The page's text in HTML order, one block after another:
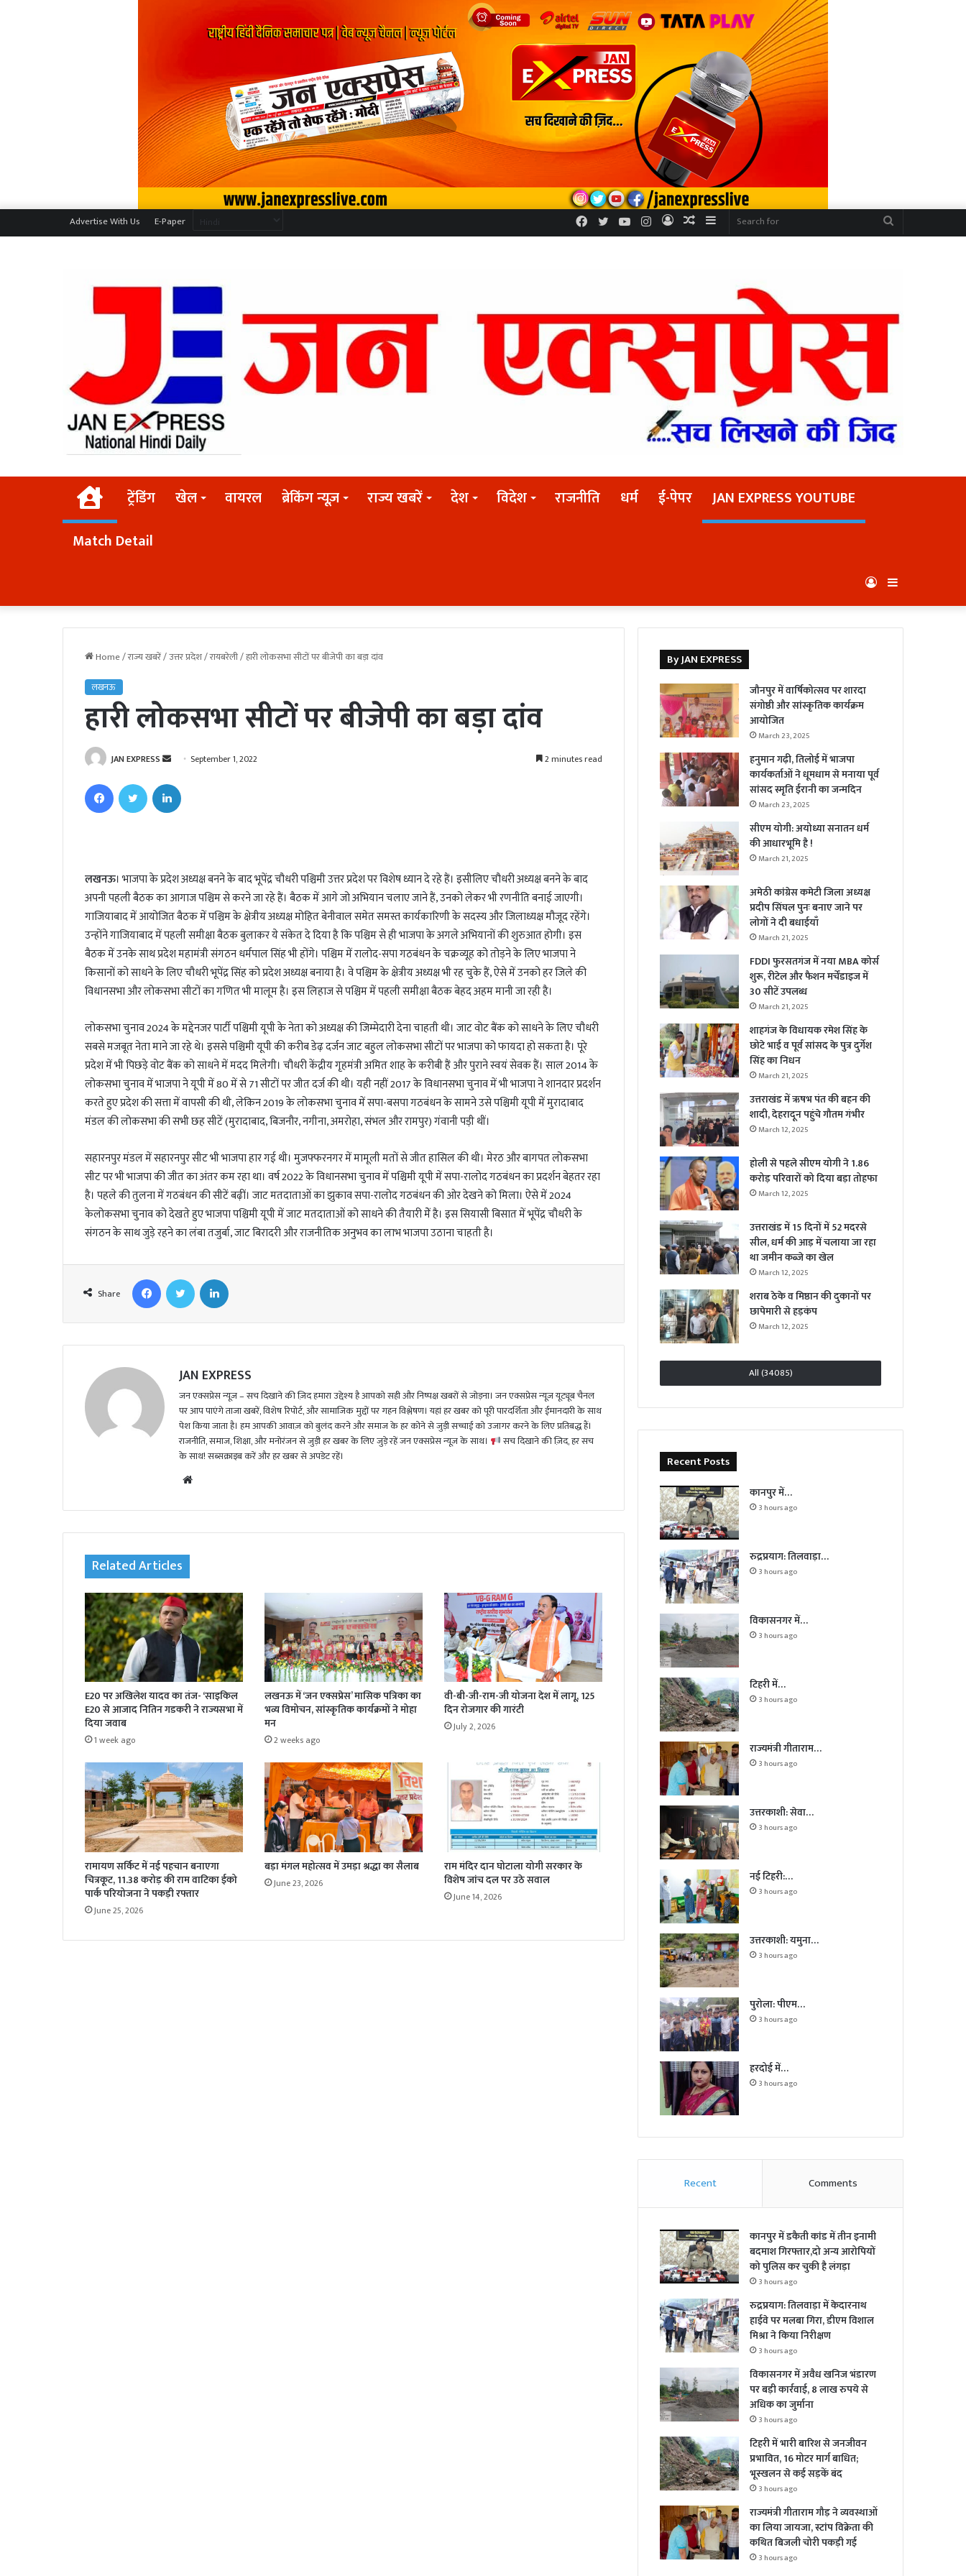
Advertise With Us E-Paper Sidebar
Random
Log
Instagram
YouTube
Twitter
Facebook
Homeट्रेंडिंग खेल वायरल ब्रेकिंग न्यूज़ राज्य खबरें देश विदेश राजनीति धर्म ई-पेपर
JAN EXPRESS YOUTUBE
Match Detail
Log
In
Home/राज्य खबरें/उत्तर प्रदेश/रायबरेली/हारी लोकसभा सीटों पर बीजेपी का बड़ा दांव
लखनऊ
हारी लोकसभा सीटों पर बीजेपी का बड़ा दांव
JAN EXPRESS
d
m
a
i
l
September 1, 2022 2 minutes read
लखनऊ। भाजपा के प्रदेश अध्यक्ष बनने के बाद भूपेंद्र चौधरी पश्चिमी उत्तर प्रदेश पर विशेष ध्यान दे रहे हैं। इसीलिए चौधरी अध्यक्ष बनने के बाद
अपनी पहली बैठक का आगाज पश्चिम से करने जा रहे हैं। बैठक में आगे जो अभियान चलाए जाने हैं, उनको लेकर भी रणनीति बनाई जाएगी।
गाजियाबाद में आयोजित बैठक में पश्चिम के क्षेत्रीय अध्यक्ष मोहित बेनीवाल समेत समस्त कार्यकारिणी के सदस्य और जिलाध्यक्ष मौजूद रहेंगे।
उन्होंने गाजियाबाद में पहली समीक्षा बैठक बुलाकर ये संकेत दे दिया है कि पश्चिम से ही भाजपा के अगले अभियानों की शुरुआत होगी। इस
बैठक में उनके साथ प्रदेश महामंत्री संगठन धर्मपाल सिंह भी होंगे। पश्चिम में रालोद-सपा गठबंधन के चक्रव्यूह को तोड़ने के लिए भाजपा ने
किसानों को साधने के लिए चौधरी भूपेंद्र सिंह को प्रदेश अध्यक्ष बनाया है। वे पश्चिम के क्षेत्रीय अध्यक्ष भी रह चुके हैं, ऐसे में उनको हर जिले की
विधानसभा और लोकसभा सीटों का गणित भी मालूम है। इस लिहाज से पश्चिम में पहली समीक्षा बैठक बेहद अहम मानी जा रही है।
लोकसभा चुनाव 2024 के मद्देनजर पार्टी पश्चिमी यूपी के नेता को अध्यक्ष की जिम्मेदारी देना चाहती थी। जाट वोट बैंक को साधने के लिए चौधरी
सबसे मजबूत नेता माने जा रहे थे। इससे पश्चिमी यूपी की करीब डेढ़ दर्जन जाट बहुल लोकसभा सीटों पर भाजपा को फायदा हो सकता है। पूरे
प्रदेश में भी पिछड़े वोट बैंक को साधने में मदद मिलेगी। चौधरी केंद्रीय गृहमंत्री अमित शाह के करीबी हैं और पुराने स्वयं सेवक हैं। साल 2014 के
लोकसभा चुनाव में भाजपा ने यूपी में 80 में से 71 सीटों पर जीत दर्ज की थी। यही नहीं 2017 के विधानसभा चुनाव में भी भाजपा ने शानदार प्रदर्शन
करते हुए प्रदेश की सत्ता में वापसी की थी, लेकिन 2019 के लोकसभा चुनाव में सपा-बसपा गठबंधन के सामने उसे पश्चिमी यूपी में मुरादाबाद
मंडल की लोकसभा की सभी छह सीटें (मुरादाबाद, बिजनौर, नगीना, अमरोहा, संभल और रामपुर) गंवानी पड़ी थीं।
सहारनपुर मंडल में सहारनपुर सीट भी भाजपा हार गई थी। मुजफ्फरनगर में मामूली मतों से जीत हासिल की थी। मेरठ और बागपत लोकसभा
सीट पर भी भाजपा की जीत का अंतर कम रहा था। वर्ष 2022 के विधानसभा चुनाव में पश्चिमी यूपी में सपा-रालोद गठबंधन का प्रदर्शन बेहतर रहा
है। पहले की तुलना में गठबंधन की सीटें बढ़ीं। जाट मतदाताओं का झुकाव सपा-रालोद गठबंधन की ओर देखने को मिला। ऐसे में 2024
केलोकसभा चुनाव को देखते हुए भाजपा पश्चिमी यूपी में जाट मतदाताओं को साधने की तैयारी मेें है। इस सियासी बिसात में भूपेंद्र चौधरी के
संगठन के साथ जुड़े रहने का लंबा तजुर्बा, जाट बिरादरी और राजनीतिक अनुभव का लाभ भाजपा उठाना चाहती है।
Share
JAN EXPRESS
जन एक्सप्रेस न्यूज़ – सच दिखाने की ज़िद हमारा उद्देश्य है आपको सही और निष्पक्ष खबरों से जोड़ना। जन एक्सप्रेस न्यूज़ यूट्यूब चैनल
पर आप पाएंगे ताजा खबरें, विशेष रिपोर्ट, और सामाजिक मुद्दों पर गहन विश्लेषण। यहां हर खबर को पूरी पारदर्शिता और ईमानदारी के साथ
पेश किया जाता है। हम आपकी आवाज़ को बुलंद करने और समाज के हर कोने से जुड़ी सच्चाई को उजागर करने के लिए प्रतिबद्ध हैं।
राजनीति, समाज, शिक्षा, और मनोरंजन से जुड़ी हर खबर के लिए जुड़े रहें जन एक्सप्रेस न्यूज़ के साथ।
सच दिखाने की ज़िद, हर सच
के साथ! सब्सक्राइब करें और हर खबर से अपडेट रहें।
te
Related Articles
E20 पर अखिलेश यादव का तंज- ‘साइकिल
E20 से आजाद नितिन गडकरी ने राज्यसभा में
दिया जवाब
1 week ago
लखनऊ में ‘जन एक्सप्रेस’ मासिक पत्रिका का
भव्य विमोचन, सांस्कृतिक कार्यक्रमों ने मोहा
मन
2 weeks ago
वी-बी-जी-राम-जी योजना देश में लागू, 125
दिन रोजगार की गारंटी
July 2, 2026
रामायण सर्किट में नई पहचान बनाएगा
चित्रकूट, 11.38 करोड़ की राम वाटिका ईको
पार्क परियोजना ने पकड़ी रफ्तार
June 25, 2026
बड़ा मंगल महोत्सव में उमड़ा श्रद्धा का सैलाब
June 23, 2026
राम मंदिर दान घोटाला योगी सरकार के
विशेष जांच दल पर उठे सवाल
June 14, 2026
By JAN EXPRESS
जौनपुर में वार्षिकोत्सव पर शारदा
संगोष्ठी और सांस्कृतिक कार्यक्रम
आयोजित
March 23, 2025
हनुमान गढ़ी, तिलोई में भाजपा
कार्यकर्ताओं ने धूमधाम से मनाया पूर्व
सांसद स्मृति ईरानी का जन्मदिन
March 23, 2025
सीएम योगी: अयोध्या सनातन धर्म
की आधारभूमि है !
March 21, 2025
अमेठी कांग्रेस कमेटी जिला अध्यक्ष
प्रदीप सिंघल पुनः बनाए जाने पर
लोगों ने दी बधाईयाँ
March 21, 2025
FDDI फुरसतगंज में नया MBA कोर्स
शुरू, रीटेल और फैशन मर्चेंडाइज में
30 सीटें उपलब्ध
March 21, 2025
शाहगंज के विधायक रमेश सिंह के
छोटे भाई व पूर्व सांसद के पुत्र दुर्गेश
सिंह का निधन
March 21, 2025
उत्तराखंड में ऋषभ पंत की बहन की
शादी, देहरादून पहुंचे गौतम गंभीर
March 12, 2025
होली से पहले सीएम योगी ने 1.86
करोड़ परिवारों को दिया बड़ा तोहफा
March 12, 2025
उत्तराखंड में 15 दिनों में 52 मदरसे
सील, धर्म की आड़ में चलाया जा रहा
था जमीन कब्जे का खेल
March 12, 2025
शराब ठेके व मिष्ठान की दुकानों पर
छापेमारी से हड़कंप
March 12, 2025
All (34085)
Recent Posts
कानपुर में…
3 hours ago
रुद्रप्रयाग: तिलवाड़ा…
3 hours ago
विकासनगर में…
3 hours ago
टिहरी में…
3 hours ago
राज्यमंत्री गीताराम…
3 hours ago
उत्तरकाशी: सेवा…
3 hours ago
नई टिहरी:…
3 hours ago
उत्तरकाशी: यमुना…
3 hours ago
पुरोला: पीएम…
3 hours ago
हरदोई में…
3 hours ago
Recent Comments
कानपुर में डकैती कांड में तीन इनामी
बदमाश गिरफ्तार,दो अन्य आरोपियों
को पुलिस कर चुकी है लंगड़ा
3 hours ago
रुद्रप्रयाग: तिलवाड़ा में केदारनाथ
हाईवे पर मलबा गिरा, डीएम विशाल
मिश्रा ने किया निरीक्षण
3 hours ago
विकासनगर में अवैध खनिज भंडारण
पर बड़ी कार्रवाई, 8 लाख रुपये से
अधिक का जुर्माना
3 hours ago
टिहरी में भारी बारिश से जनजीवन
प्रभावित, 16 मोटर मार्ग बाधित;
भूस्खलन से कई सड़कें बंद
3 hours ago
राज्यमंत्री गीताराम गौड़ ने व्यवस्थाओं
का लिया जायजा, स्टांप विक्रेता की
कथित बिजली चोरी पकड़ी गई
3 hours ago